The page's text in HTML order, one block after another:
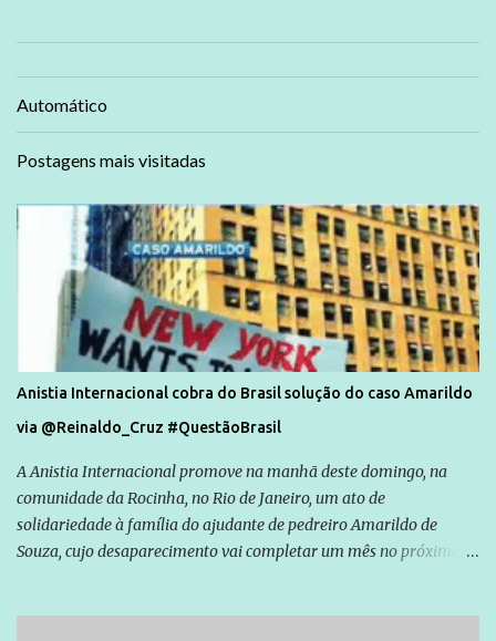
Automático
Postagens mais visitadas
Anistia Internacional cobra do Brasil solução do caso Amarildo
via @Reinaldo_Cruz #QuestãoBrasil
A Anistia Internacional promove na manhã deste domingo, na
comunidade da Rocinha, no Rio de Janeiro, um ato de
solidariedade à família do ajudante de pedreiro Amarildo de
Souza, cujo desaparecimento vai completar um mês no próximo